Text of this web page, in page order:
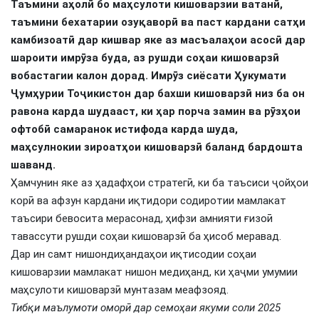
Таъмини аҳолӣ бо маҳсулоти кишоварзии ватанӣ,
таъмини бехатарии озуқаворӣ ва паст кардани сатҳи
камбизоатӣ дар кишвар яке аз масъалаҳои асосӣ дар
шароити имрӯза буда, аз рушди соҳаи кишоварзӣ
вобастагии калон дорад. Имрӯз сиёсати Ҳукумати
Ҷумҳурии Тоҷикистон дар бахши кишоварзӣ низ ба он
равона карда шудааст, ки ҳар порча замин ва рӯзҳои
офтобӣ самаранок истифода карда шуда,
маҳсулнокии зироатҳои кишоварзӣ баланд бардошта
шаванд.
Ҳамчунин яке аз ҳадафҳои стратегӣ, ки ба таъсиси ҷойҳои
корӣ ва афзун кардани иқтидори содиротии мамлакат
таъсири бевосита мерасонад, ҳифзи амнияти ғизоӣ
тавассути рушди соҳаи кишоварзӣ ба ҳисоб меравад.
Дар ин самт нишондиҳандаҳои иқтисодии соҳаи
кишоварзии мамлакат нишон медиҳанд, ки ҳаҷми умумии
маҳсулоти кишоварзӣ мунтазам меафзояд.
Тибқи маълумоти оморӣ дар семоҳаи якуми соли 2025